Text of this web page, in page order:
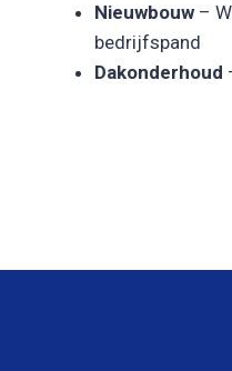
Nieuwbouw –
bedrijfspand
Dakonderhoud